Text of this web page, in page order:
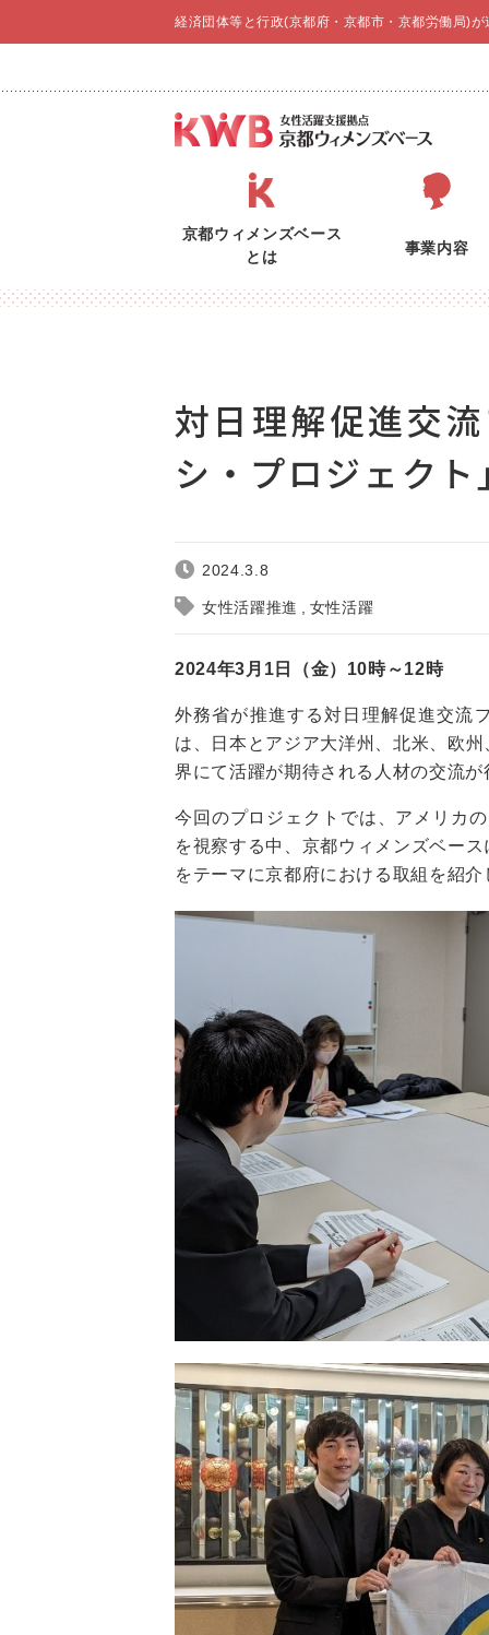
経済団体等と行政(京都府・京都市・京都労働局)
京都ウィメンズベース
とは
事業内容
対日理解促進交
シ・プロジェク
2024.3.8
女性活躍推進 女性活躍
2024年3月1日（金）10時～12時
外務省が推進する対日理解促進交流
は、日本とアジア大洋州、北米、欧
界にて活躍が期待される人材の交流
今回のプロジェクトでは、アメリカ
を視察する中、京都ウィメンズベー
をテーマに京都府における取組を紹